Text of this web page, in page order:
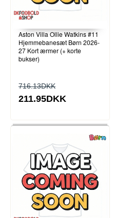
Aston Villa Ollie Watkins #11
Hjemmebanesæt Børn 2026-
27 Kort ærmer (+ korte
bukser)
716.13DKK
211.95DKK